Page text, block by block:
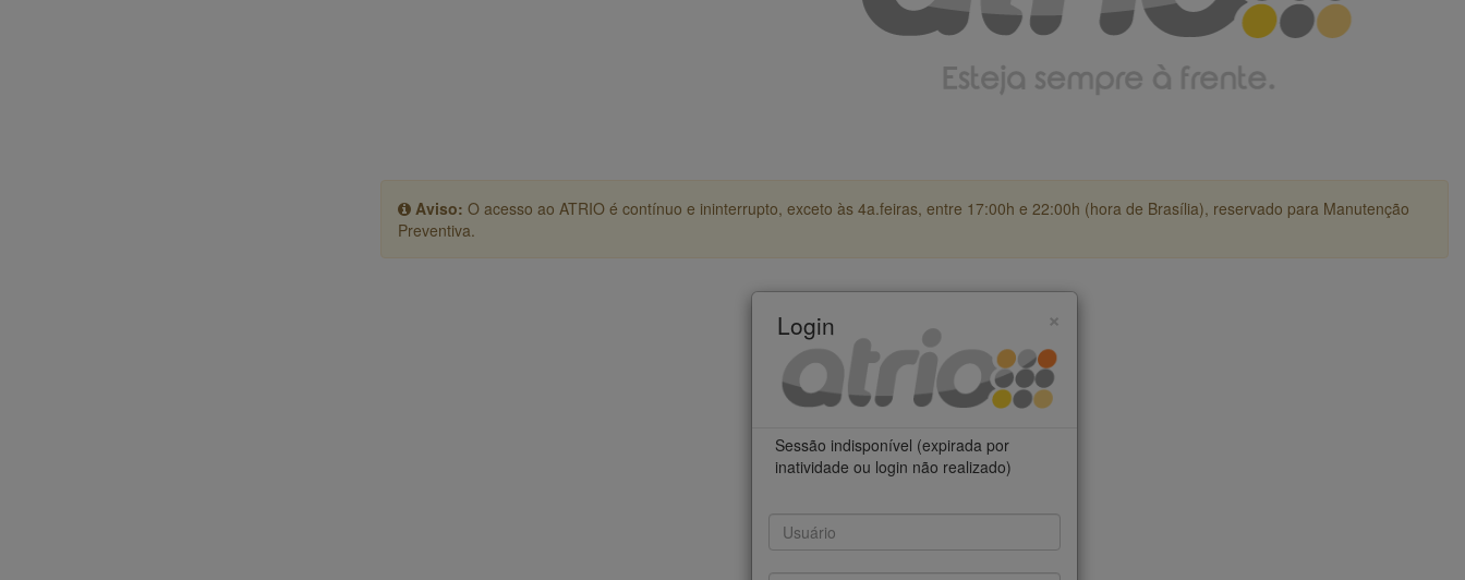
Aviso: O acesso ao ATRIO é contínuo e ininterrupto, exceto às 4a.feiras, entre 17:00h e 22:00h (hora de Brasília), reservado para Manutenção
Preventiva.
×
Login
Sessão indisponível (expirada por
inatividade ou login não realizado)